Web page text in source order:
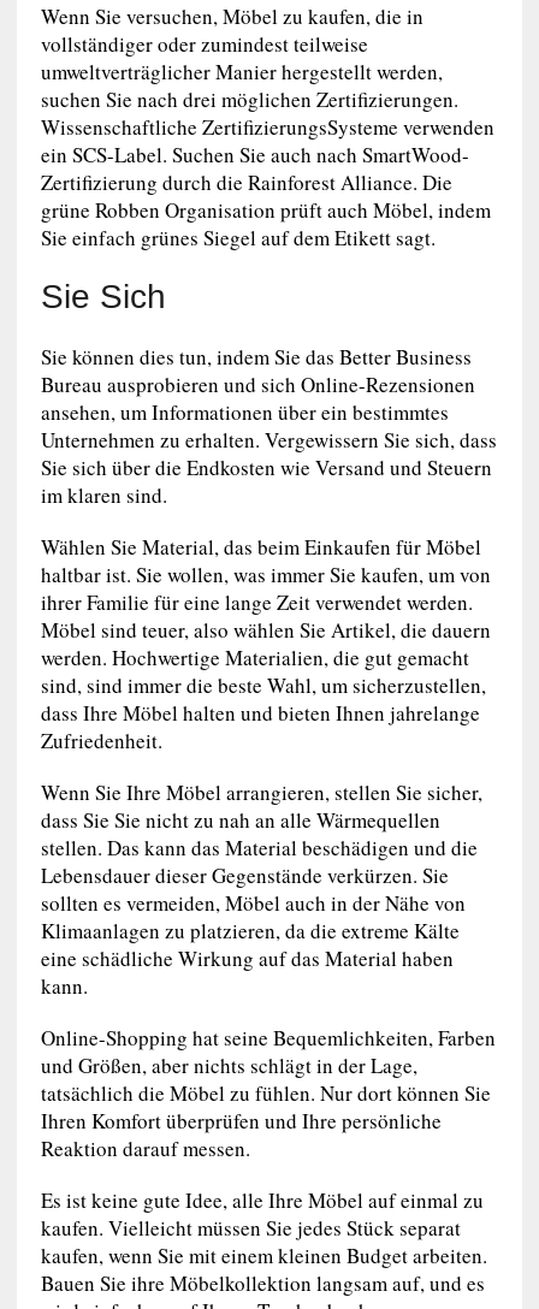
Wenn Sie versuchen, Möbel zu kaufen, die in
vollständiger oder zumindest teilweise
umweltverträglicher Manier hergestellt werden,
suchen Sie nach drei möglichen Zertifizierungen.
Wissenschaftliche ZertifizierungsSysteme verwenden
ein SCS-Label. Suchen Sie auch nach SmartWood-
Zertifizierung durch die Rainforest Alliance. Die
grüne Robben Organisation prüft auch Möbel, indem
Sie einfach grünes Siegel auf dem Etikett sagt.
Sie Sich
Sie können dies tun, indem Sie das Better Business
Bureau ausprobieren und sich Online-Rezensionen
ansehen, um Informationen über ein bestimmtes
Unternehmen zu erhalten. Vergewissern Sie sich, dass
Sie sich über die Endkosten wie Versand und Steuern
im klaren sind.
Wählen Sie Material, das beim Einkaufen für Möbel
haltbar ist. Sie wollen, was immer Sie kaufen, um von
ihrer Familie für eine lange Zeit verwendet werden.
Möbel sind teuer, also wählen Sie Artikel, die dauern
werden. Hochwertige Materialien, die gut gemacht
sind, sind immer die beste Wahl, um sicherzustellen,
dass Ihre Möbel halten und bieten Ihnen jahrelange
Zufriedenheit.
Wenn Sie Ihre Möbel arrangieren, stellen Sie sicher,
dass Sie Sie nicht zu nah an alle Wärmequellen
stellen. Das kann das Material beschädigen und die
Lebensdauer dieser Gegenstände verkürzen. Sie
sollten es vermeiden, Möbel auch in der Nähe von
Klimaanlagen zu platzieren, da die extreme Kälte
eine schädliche Wirkung auf das Material haben
kann.
Online-Shopping hat seine Bequemlichkeiten, Farben
und Größen, aber nichts schlägt in der Lage,
tatsächlich die Möbel zu fühlen. Nur dort können Sie
Ihren Komfort überprüfen und Ihre persönliche
Reaktion darauf messen.
Es ist keine gute Idee, alle Ihre Möbel auf einmal zu
kaufen. Vielleicht müssen Sie jedes Stück separat
kaufen, wenn Sie mit einem kleinen Budget arbeiten.
Bauen Sie ihre Möbelkollektion langsam auf, und es